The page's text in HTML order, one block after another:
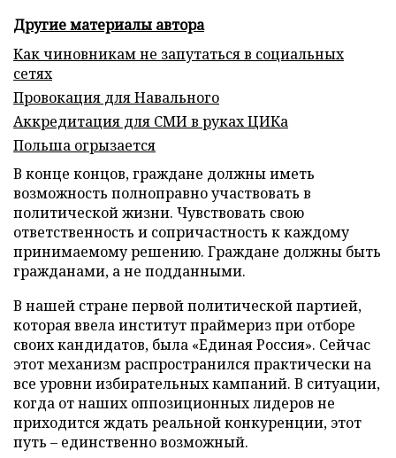
Другие материалы автора
Как чиновникам не запутаться в социальных
сетях
Провокация для Навального
Аккредитация для СМИ в руках ЦИКа
Польша огрызается
В конце концов, граждане должны иметь
возможность полноправно участвовать в
политической жизни. Чувствовать свою
ответственность и сопричастность к каждому
принимаемому решению. Граждане должны быть
гражданами, а не подданными.
В нашей стране первой политической партией,
которая ввела институт праймериз при отборе
своих кандидатов, была «Единая Россия». Сейчас
этот механизм распространился практически на
все уровни избирательных кампаний. В ситуации,
когда от наших оппозиционных лидеров не
приходится ждать реальной конкуренции, этот
путь – единственно возможный.